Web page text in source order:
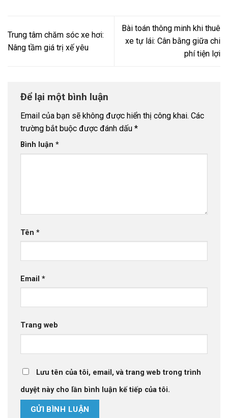
Trung tâm chăm sóc xe hơi:
Nâng tầm giá trị xế yêu
Bài toán thông minh khi thuê
xe tự lái: Cân bằng giữa chi
phí tiện lợi
Để lại một bình luận
Email của bạn sẽ không được hiển thị công khai. Các
trường bắt buộc được đánh dấu *
Bình luận *
Tên *
Email *
Trang web
Lưu tên của tôi, email, và trang web trong trình
duyệt này cho lần bình luận kế tiếp của tôi.